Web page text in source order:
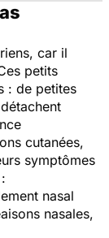
car il
petits
: de petites
cutanées,
symptômes
nasal
nasales,